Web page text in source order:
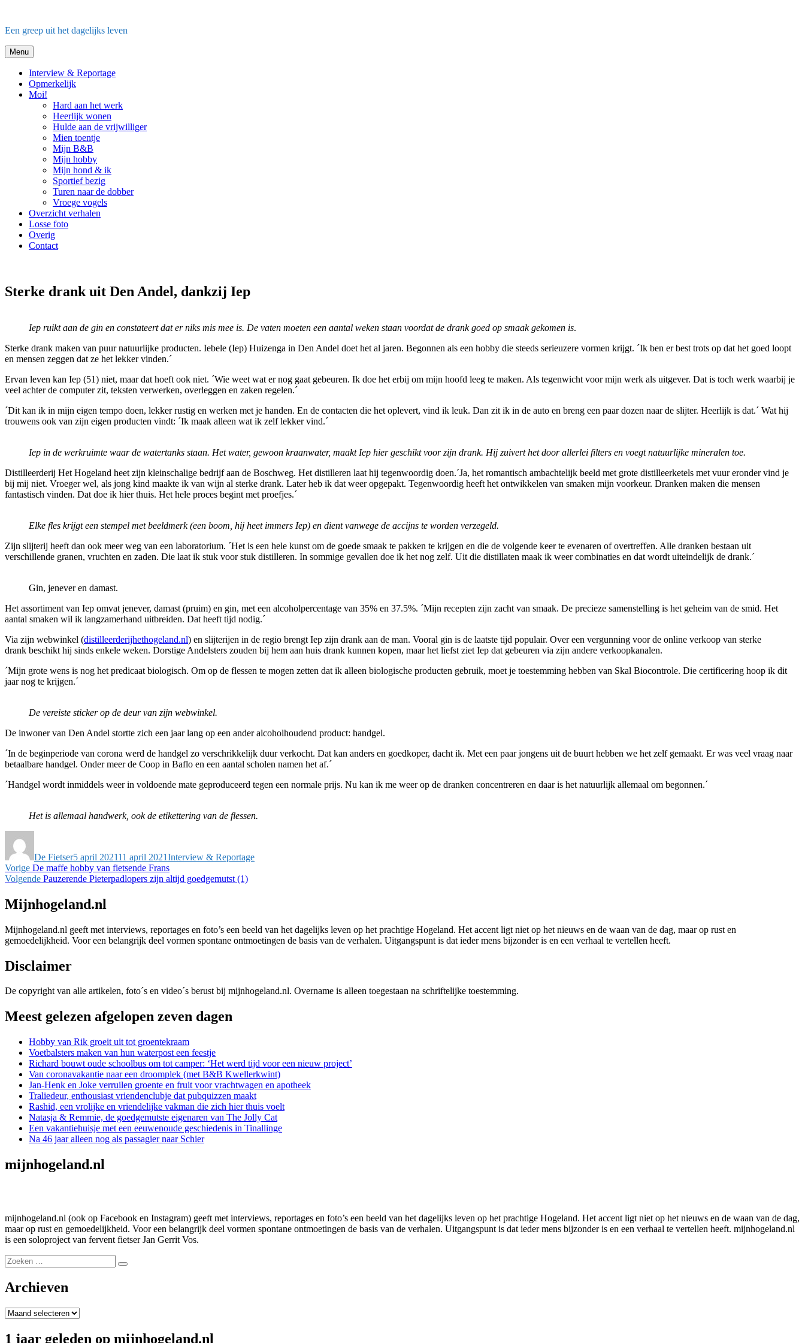
de
Een greep uit het dagelijks leven
Menu
Interview & Reportage
Opmerkelijk
Moi!
Hard aan het werk
Heerlijk wonen
Hulde aan de vrijwilliger
Mien toentje
Mijn B&B
Mijn hobby
Mijn hond & ik
Sportief bezig
Turen naar de dobber
Vroege vogels
Overzicht verhalen
Losse foto
Overig
Contact
Sterke drank uit Den Andel, dankzij Iep
Iep ruikt aan de gin en constateert dat er niks mis mee is. De vaten moeten een aantal weken staan voordat de drank goed op smaak gekomen is.
Sterke drank maken van puur natuurlijke producten. Iebele (Iep) Huizenga in Den Andel doet het al jaren. Begonnen als een hobby die steeds serieuzere vormen krijgt. ´Ik ben er best trots op dat het goed loopt
en mensen zeggen dat ze het lekker vinden.´
Ervan leven kan Iep (51) niet, maar dat hoeft ook niet. ´Wie weet wat er nog gaat gebeuren. Ik doe het erbij om mijn hoofd leeg te maken. Als tegenwicht voor mijn werk als uitgever. Dat is toch werk waarbij je
veel achter de computer zit, teksten verwerken, overleggen en zaken regelen.´
´Dit kan ik in mijn eigen tempo doen, lekker rustig en werken met je handen. En de contacten die het oplevert, vind ik leuk. Dan zit ik in de auto en breng een paar dozen naar de slijter. Heerlijk is dat.´ Wat hij
trouwens ook van zijn eigen producten vindt: ´Ik maak alleen wat ik zelf lekker vind.´
Iep in de werkruimte waar de watertanks staan. Het water, gewoon kraanwater, maakt Iep hier geschikt voor zijn drank. Hij zuivert het door allerlei filters en voegt natuurlijke mineralen toe.
Distilleerderij Het Hogeland heet zijn kleinschalige bedrijf aan de Boschweg. Het distilleren laat hij tegenwoordig doen.´Ja, het romantisch ambachtelijk beeld met grote distilleerketels met vuur eronder vind je
bij mij niet. Vroeger wel, als jong kind maakte ik van wijn al sterke drank. Later heb ik dat weer opgepakt. Tegenwoordig heeft het ontwikkelen van smaken mijn voorkeur. Dranken maken die mensen
fantastisch vinden. Dat doe ik hier thuis. Het hele proces begint met proefjes.´
Elke fles krijgt een stempel met beeldmerk (een boom, hij heet immers Iep) en dient vanwege de accijns te worden verzegeld.
Zijn slijterij heeft dan ook meer weg van een laboratorium. ´Het is een hele kunst om de goede smaak te pakken te krijgen en die de volgende keer te evenaren of overtreffen. Alle dranken bestaan uit
verschillende granen, vruchten en zaden. Die laat ik stuk voor stuk distilleren. In sommige gevallen doe ik het nog zelf. Uit die distillaten maak ik weer combinaties en dat wordt uiteindelijk de drank.´
Gin, jenever en damast.
Het assortiment van Iep omvat jenever, damast (pruim) en gin, met een alcoholpercentage van 35% en 37.5%. ´Mijn recepten zijn zacht van smaak. De precieze samenstelling is het geheim van de smid. Het
aantal smaken wil ik langzamerhand uitbreiden. Dat heeft tijd nodig.´
Via zijn webwinkel (distilleerderijhethogeland.nl) en slijterijen in de regio brengt Iep zijn drank aan de man. Vooral gin is de laatste tijd populair. Over een vergunning voor de online verkoop van sterke
drank beschikt hij sinds enkele weken. Dorstige Andelsters zouden bij hem aan huis drank kunnen kopen, maar het liefst ziet Iep dat gebeuren via zijn andere verkoopkanalen.
´Mijn grote wens is nog het predicaat biologisch. Om op de flessen te mogen zetten dat ik alleen biologische producten gebruik, moet je toestemming hebben van Skal Biocontrole. Die certificering hoop ik dit
jaar nog te krijgen.´
De vereiste sticker op de deur van zijn webwinkel.
De inwoner van Den Andel stortte zich een jaar lang op een ander alcoholhoudend product: handgel.
´In de beginperiode van corona werd de handgel zo verschrikkelijk duur verkocht. Dat kan anders en goedkoper, dacht ik. Met een paar jongens uit de buurt hebben we het zelf gemaakt. Er was veel vraag naar
betaalbare handgel. Onder meer de Coop in Baflo en een aantal scholen namen het af.´
´Handgel wordt inmiddels weer in voldoende mate geproduceerd tegen een normale prijs. Nu kan ik me weer op de dranken concentreren en daar is het natuurlijk allemaal om begonnen.´
Het is allemaal handwerk, ook de etikettering van de flessen.
De Fietser5 april 202111 april 2021Interview & Reportage
Bericht
navigatie
Vorige Vorig
bericht:
De maffe hobby van fietsende Frans
Volgende Volgend
Pauzerende Pieterpadlopers zijn altijd goedgemutst (1)
Mijnhogeland.nl
Mijnhogeland.nl geeft met interviews, reportages en foto’s een beeld van het dagelijks leven op het prachtige Hogeland. Het accent ligt niet op het nieuws en de waan van de dag, maar op rust en
gemoedelijkheid. Voor een belangrijk deel vormen spontane ontmoetingen de basis van de verhalen. Uitgangspunt is dat ieder mens bijzonder is en een verhaal te vertellen heeft.
Disclaimer
De copyright van alle artikelen, foto´s en video´s berust bij mijnhogeland.nl. Overname is alleen toegestaan na schriftelijke toestemming.
Meest gelezen afgelopen zeven dagen
Hobby van Rik groeit uit tot groentekraam
Voetbalsters maken van hun waterpost een feestje
Richard bouwt oude schoolbus om tot camper: ‘Het werd tijd voor een nieuw project’
Van coronavakantie naar een droomplek (met B&B Kwellerkwint)
Jan-Henk en Joke verruilen groente en fruit voor vrachtwagen en apotheek
Traliedeur, enthousiast vriendenclubje dat pubquizzen maakt
Rashid, een vrolijke en vriendelijke vakman die zich hier thuis voelt
Natasja & Remmie, de goedgemutste eigenaren van The Jolly Cat
Een vakantiehuisje met een eeuwenoude geschiedenis in Tinallinge
Na 46 jaar alleen nog als passagier naar Schier
mijnhogeland.nl
mijnhogeland.nl (ook op Facebook en Instagram) geeft met interviews, reportages en foto’s een beeld van het dagelijks leven op het prachtige Hogeland. Het accent ligt niet op het nieuws en de waan van de dag,
maar op rust en gemoedelijkheid. Voor een belangrijk deel vormen spontane ontmoetingen de basis van de verhalen. Uitgangspunt is dat ieder mens bijzonder is en een verhaal te vertellen heeft. mijnhogeland.nl
is een soloproject van fervent fietser Jan Gerrit Vos.
Zoeken
naar:
Zoeken
Archieven
Archieven
1 jaar geleden op mijnhogeland.nl